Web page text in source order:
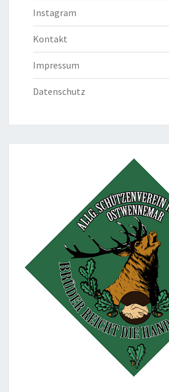
Instagram
Kontakt
Impressum
Datenschutz